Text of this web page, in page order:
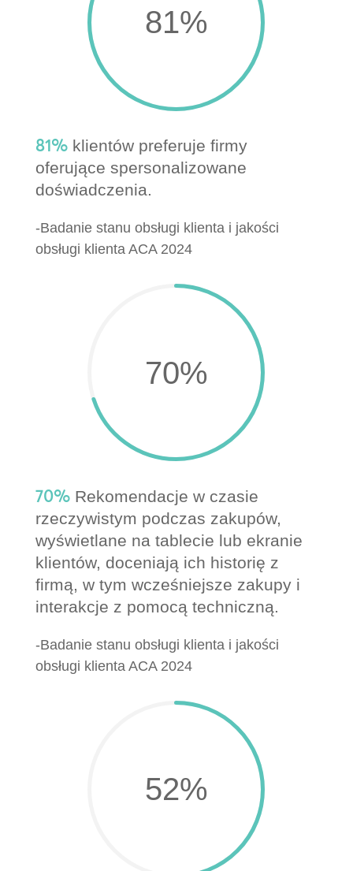
81%
81%klientów preferuje firmy
oferujące spersonalizowane
doświadczenia.
-Badanie stanu obsługi klienta i jakości
obsługi klienta ACA 2024
70%
70%Rekomendacje w czasie
rzeczywistym podczas zakupów,
wyświetlane na tablecie lub ekranie
klientów, doceniają ich historię z
firmą, w tym wcześniejsze zakupy i
interakcje z pomocą techniczną.
-Badanie stanu obsługi klienta i jakości
obsługi klienta ACA 2024
52%